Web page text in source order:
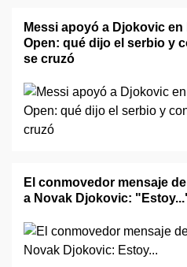
Messi apoyó a Djokovic
Open: qué dijo el serbio y
se cruzó
El conmovedor mensaje
a Novak Djokovic: